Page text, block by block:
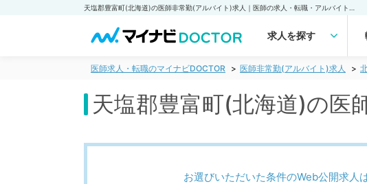
求人を探す
医師求人・転職のマイナビDOCTOR 医師非常勤(アルバイト)求人
天塩郡豊富町(北海道)の医
お選びいただいた条件のWeb公開求人